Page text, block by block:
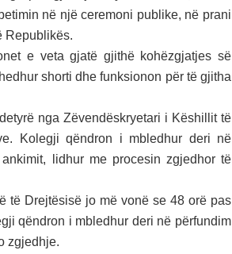
në një ceremoni publike, në prani
Republikës.
e veta gjatë gjithë kohëzgjatjes së
shorti dhe funksionon për të gjitha
nga Zëvendëskryetari i Këshillit të
Kolegji qëndron i mbledhur deri në
lidhur me procesin zgjedhor të
të Drejtësisë jo më vonë se 48 orë pas
qëndron i mbledhur deri në përfundim
zgjedhje.